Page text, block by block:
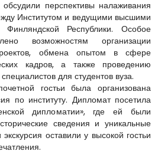
перспективы налаживания
Институтом и ведущими высшими
Республики. Особое
возможностям организации
обмена опытом в сфере
кадров, а также проведению
для студентов вуза.
гостьи была организована
по институту. Дипломат посетила
дипломатии», где ей были
сведения и уникальные
оставили у высокой гостьи